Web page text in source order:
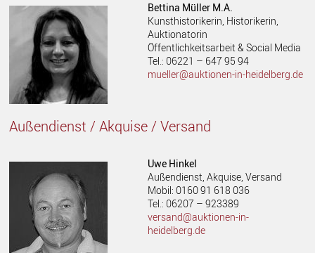
Bettina Müller M.A.
Kunsthistorikerin, Historikerin,
Auktionatorin
Öffentlichkeitsarbeit & Social Media
Tel.: 06221 – 647 95 94
mueller@auktionen-in-heidelberg.de
Außendienst / Akquise / Versand
Uwe Hinkel
Außendienst, Akquise, Versand
Mobil: 0160 91 618 036
Tel.: 06207 – 923389
versand@auktionen-in-
heidelberg.de